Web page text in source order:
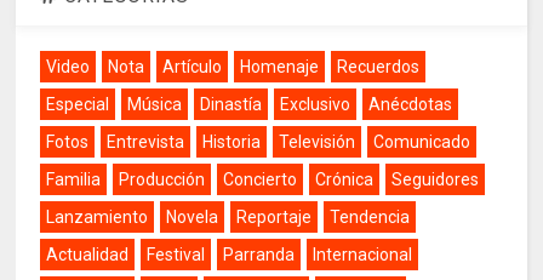
Video Nota Artículo Homenaje
Recuerdos
Especial
Música Dinastía Exclusivo
Anécdotas
Fotos
Entrevista Historia Televisión
Comunicado
Familia
Producción Concierto Crónica
Seguidores
Lanzamiento
Novela Reportaje
Tendencia
Actualidad
Festival Parranda
Internacional